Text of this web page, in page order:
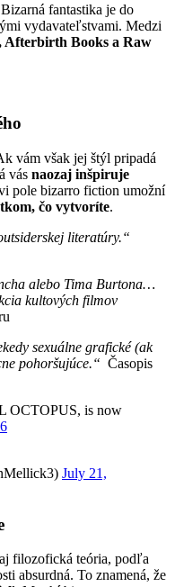
fantastika je do
vydavateľstvami. Medzi
Afterbirth Books a Raw
vám však jej štýl pripadá
vás naozaj inšpiruje
pole bizarro fiction umožní
čo vytvoríte.
literatúry.“
alebo Tima Burtona…
kultových filmov
sexuálne grafické (ak
pohoršujúce.“ Časopis
OCTOPUS, is now
July 21,
filozofická teória, podľa
absurdná. To znamená, že